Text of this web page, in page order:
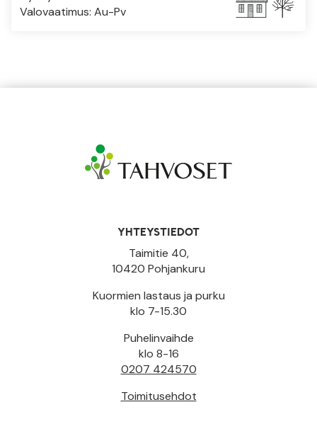
Valovaatimus: Au-Pv
YHTEYSTIEDOT
Taimitie 40,
10420 Pohjankuru
Kuormien lastaus ja purku
klo 7-15.30
Puhelinvaihde
klo 8-16
0207 424570
Toimitusehdot